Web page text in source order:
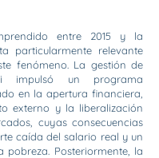
entre 2015 y la
particularmente relevante
fenómeno. La gestión de
impulsó un programa
en la apertura financiera,
externo y la liberalización
cuyas consecuencias
caída del salario real y un
pobreza. Posteriormente, la